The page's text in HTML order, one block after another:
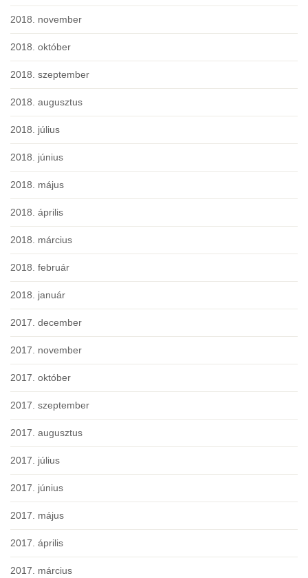
2018. november
2018. október
2018. szeptember
2018. augusztus
2018. július
2018. június
2018. május
2018. április
2018. március
2018. február
2018. január
2017. december
2017. november
2017. október
2017. szeptember
2017. augusztus
2017. július
2017. június
2017. május
2017. április
2017. március